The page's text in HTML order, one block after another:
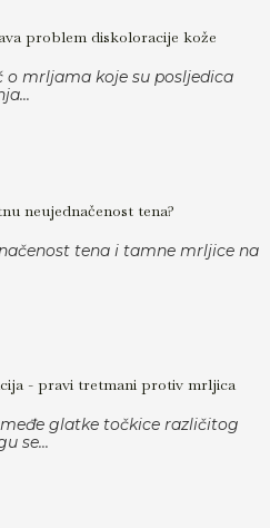
problem diskoloracije kože
o mrljama koje su posljedica
neujednačenost tena?
tena i tamne mrljice na
- pravi tretmani protiv mrljica
glatke točkice različitog
se...